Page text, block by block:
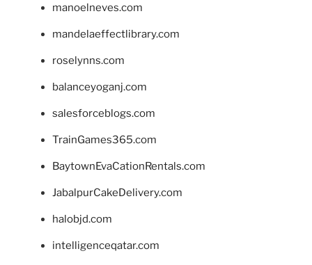
manoelneves.com
mandelaeffectlibrary.com
roselynns.com
balanceyoganj.com
salesforceblogs.com
TrainGames365.com
BaytownEvaCationRentals.com
JabalpurCakeDelivery.com
halobjd.com
intelligenceqatar.com